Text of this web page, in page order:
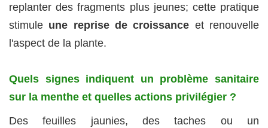
replanter des fragments plus jeunes; cette pratique
stimule une reprise de croissance et renouvelle
l'aspect de la plante.
Quels signes indiquent un problème sanitaire
sur la menthe et quelles actions privilégier ?
Des feuilles jaunies, des taches ou un